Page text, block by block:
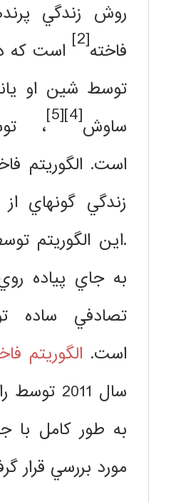
روش زندگي
فاخته[2]
توسط شين او
ساوش[4]
[5] ،
است. الگوريتم
زندگي گونهاي
به جاي پياده
تصادفي ساده
است. الگوريتم
سال 2011
به طور كامل با
مورد بررسي قرار